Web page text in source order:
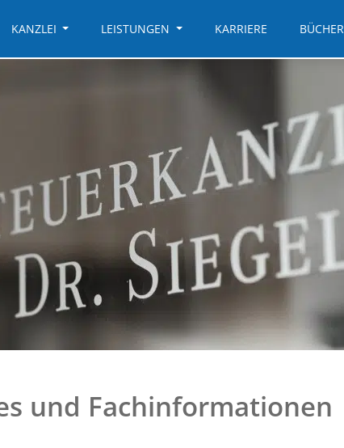
KANZLEI LEISTUNGEN KARRIERE BÜCHER
und Fachinformationen